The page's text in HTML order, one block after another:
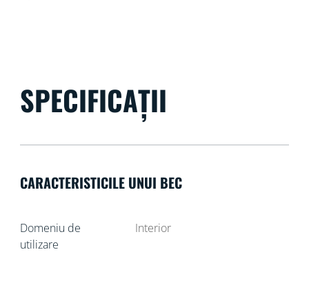
SPECIFICAȚII
CARACTERISTICILE UNUI BEC
Domeniu de
utilizare
Interior